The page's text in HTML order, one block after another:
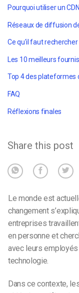
Pourquoi utiliser un
Réseaux de diffusion
Ce qu'il faut
Les 10 meilleurs
Top 4 des plateformes
FAQ
Réflexions finales
Share this post
Le monde est
changement
entreprises
en personne et
avec leurs
technologie.
Dans ce contexte,